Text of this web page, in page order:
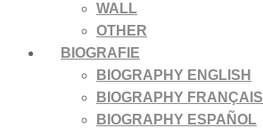
WALL
OTHER
BIOGRAFIE
BIOGRAPHY ENGLISH
BIOGRAPHY FRANÇAIS
BIOGRAPHY ESPAÑOL